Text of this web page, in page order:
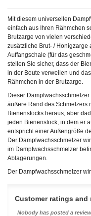
Mit diesem universellen
einfach aus Ihren Rähmchen
Brutzarge von vielen
zusätzliche Brut- / Honigzarge
Auffangschale (für das
stellen Sie sicher, dass der
in der Beute verweilen und
Rähmchen in der Brutzarge.
Dieser
äußere Rand des Schmelzers
Bienenstocks heraus, aber
jeden Bienenstock, in dem er
entspricht einer Außengröße
Der Dampfwachsschmelzer
im Dampfwachsschmelzer
Ablagerungen.
Der Dampfwachsschmelzer
Customer ratings and
Nobody has posted a